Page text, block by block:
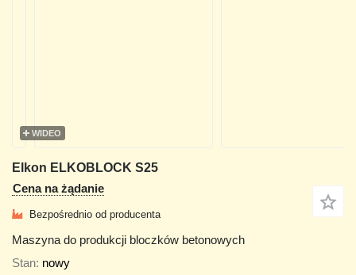
WIDEO
Elkon ELKOBLOCK S25
Cena na żądanie
Bezpośrednio od producenta
Maszyna do produkcji bloczków betonowych
Stan nowy